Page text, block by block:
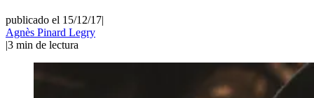
publicado el 15/12/17|
Agnès Pinard Legry
|3 min de lectura